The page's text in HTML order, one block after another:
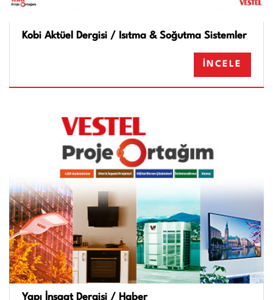
Kobi Aktüel Dergisi / Isıtma & Soğutma Sistemler
İNCELE
Yapı İnşaat Dergisi / Haber